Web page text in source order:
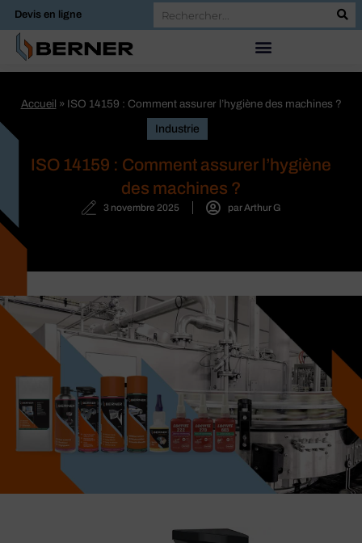
Devis en ligne
Accueil » ISO 14159 : Comment assurer l’hygiène des machines ?
Industrie
ISO 14159 : Comment assurer l’hygiène
des machines ?
3 novembre 2025 parArthur G